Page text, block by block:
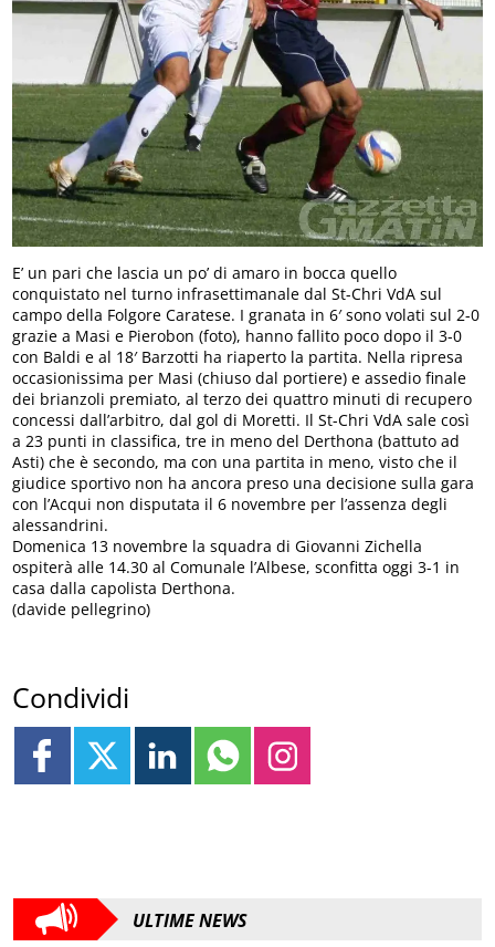
E’ un pari che lascia un po’ di amaro in bocca quello
conquistato nel turno infrasettimanale dal St-Chri VdA sul
campo della Folgore Caratese. I granata in 6′ sono volati sul 2-0
grazie a Masi e Pierobon (foto), hanno fallito poco dopo il 3-0
con Baldi e al 18′ Barzotti ha riaperto la partita. Nella ripresa
occasionissima per Masi (chiuso dal portiere) e assedio finale
dei brianzoli premiato, al terzo dei quattro minuti di recupero
concessi dall’arbitro, dal gol di Moretti. Il St-Chri VdA sale così
a 23 punti in classifica, tre in meno del Derthona (battuto ad
Asti) che è secondo, ma con una partita in meno, visto che il
giudice sportivo non ha ancora preso una decisione sulla gara
con l’Acqui non disputata il 6 novembre per l’assenza degli
alessandrini.
Domenica 13 novembre la squadra di Giovanni Zichella
ospiterà alle 14.30 al Comunale l’Albese, sconfitta oggi 3-1 in
casa dalla capolista Derthona.
(davide pellegrino)
Condividi
ULTIME NEWS